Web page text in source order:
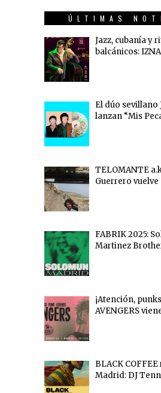
ÚLTIMAS
Jazz, cubanía y
balcánicos:
El dúo sevillano
lanzan “Mis
TELOMANTE
Guerrero
FABRIK 2025:
Martinez
¡Atención,
AVENGERS
BLACK
Madrid: DJ